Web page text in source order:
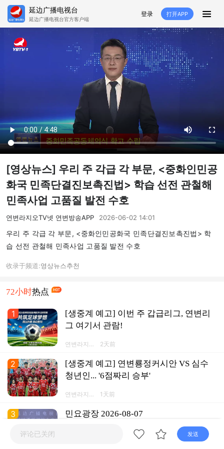
延边广播电视台
延边广播电视台官方客户端
登录 打开APP
HOME
뉴스 영상뉴스 스포츠
융매생방 백성열선 국내외
노래
려행 특집
TV 라지오
프로그램
TV 라지오
[영상뉴스] 우리 주 각급 각 부문, <중화인민공
화국 민족단결진보촉진법> 학습 선전 관철해
민족사업 고품질 발전 수호
연변라지오TV넷 연변방송APP 2026-06-02 14:01
우리 주 각급 각 부문, <중화인민공화국 민족단결진보촉진법> 학
습 선전 관철해 민족사업 고품질 발전 수호
收录于频道:영상뉴스추천
72小时热点
1
[생중계 예고] 이번 주 갑급리그, 연변리
그 여기서 관람!
연변라지오
2天前
2
[생중계 예고] 연변룡정커시안 VS 심수
청년인... '6점짜리 승부'
연변라지오
1天前
3
40:00
민요광장 2026-08-07
评论已关闭 发送